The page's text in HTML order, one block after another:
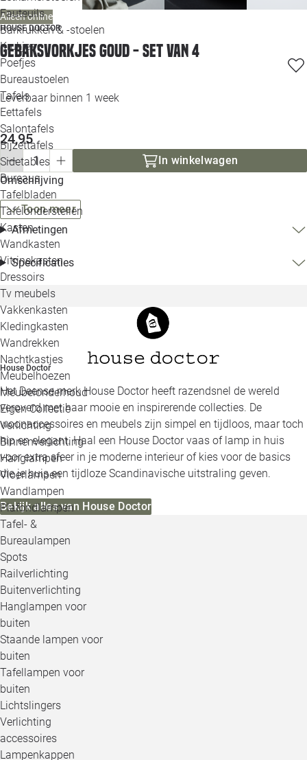
Fauteuils
Barkrukken & -stoelen
Krukjes
Poefjes
Bureaustoelen
Tafels
Eettafels
Salontafels
Bijzettafels
Sidetables
Bureaus
Tafelbladen
Tafelonderstellen
Kasten
Wandkasten
Vitrinekasten
Dressoirs
Tv meubels
Vakkenkasten
Kledingkasten
Wandrekken
Nachtkastjes
Meubelhoezen
Meubelonderhoud
Eigen Collectie
Verlichting
Binnenverlichting
Hanglampen
Vloerlampen
Wandlampen
Plafondlampen
Tafel- &
Bureaulampen
Spots
Railverlichting
Buitenverlichting
Hanglampen voor
buiten
Staande lampen voor
buiten
Tafellampen voor
buiten
Lichtslingers
Verlichting
accessoires
Lampenkappen
Alleen online
HOUSE DOCTOR
Gebaksvorkjes goud - set van 4
Leverbaar binnen 1 week
24,95
In winkelwagen
Omschrijving
Toon meer
Afmetingen
Specificaties
House Doctor
Het Deense merk House Doctor heeft razendsnel de wereld
veroverd met haar mooie en inspirerende collecties. De
woonaccessoires en meubels zijn simpel en tijdloos, maar toch
hip en elegant. Haal een House Doctor vaas of lamp in huis
voor extra sfeer in je moderne interieur of kies voor de basics
die je huis een tijdloze Scandinavische uitstraling geven.
Bekijk alles van House Doctor